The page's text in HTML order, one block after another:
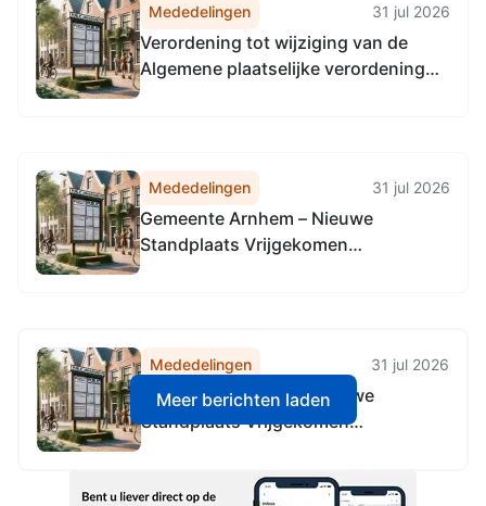
Mededelingen 31 jul 2026
Verordening tot wijziging van de
Algemene plaatselijke verordening
vakantieparken
Mededelingen 31 jul 2026
Gemeente Arnhem – Nieuwe
Standplaats Vrijgekomen
Mededelingen 31 jul 2026
Gemeente Arnhem – Nieuwe
Standplaats Vrijgekomen
Meer berichten laden